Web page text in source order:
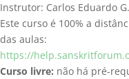
Instrutor: Carlos Eduardo
Este curso é 100% a
das aulas:
https://
Curso livre: não há pré-